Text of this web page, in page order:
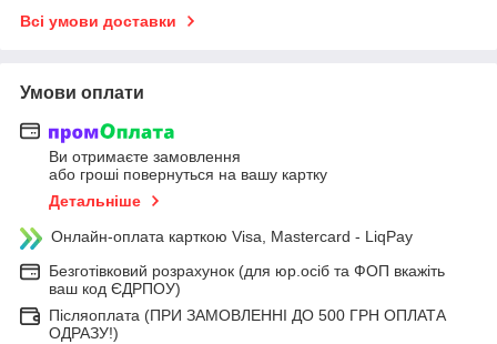
Всі умови доставки
Умови оплати
Ви отримаєте замовлення
або гроші повернуться на вашу картку
Детальніше
Онлайн-оплата карткою Visa, Mastercard - LiqPay
Безготівковий розрахунок (для юр.осіб та ФОП вкажіть
ваш код ЄДРПОУ)
Післяоплата (ПРИ ЗАМОВЛЕННІ ДО 500 ГРН ОПЛАТА
ОДРАЗУ!)